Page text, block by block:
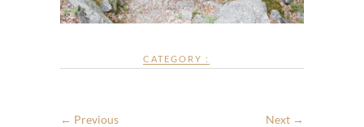
CATEGORY :
← Previous Next →